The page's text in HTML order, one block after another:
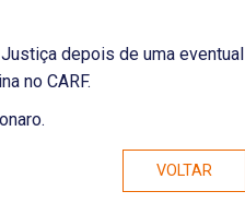
depois de uma eventual
no CARF.
VOLTAR